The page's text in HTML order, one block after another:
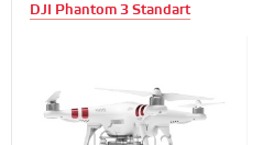
DJI Phantom 3 Standart